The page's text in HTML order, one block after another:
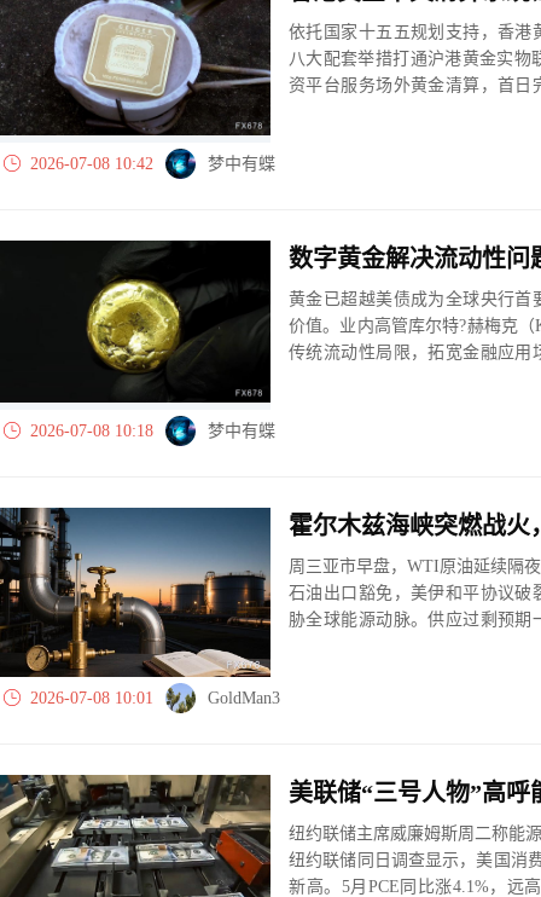
依托国家十五五规划支持，香港
八大配套举措打通沪港黄金实物
资平台服务场外黄金清算，首日
2026-07-08 10:42
梦中有蝶
数字黄金解决流动性问
黄金已超越美债成为全球央行首
价值。业内高管库尔特?赫梅克
传统流动性局限，拓宽金融应用
2026-07-08 10:18
梦中有蝶
周三亚市早盘，WTI原油延续隔
石油出口豁免，美伊和平协议破
胁全球能源动脉。供应过剩预
2026-07-08 10:01 GoldMan3
纽约联储主席威廉姆斯周二称能
纽约联储同日调查显示，美国消
新高。5月PCE同比涨4.1%，远